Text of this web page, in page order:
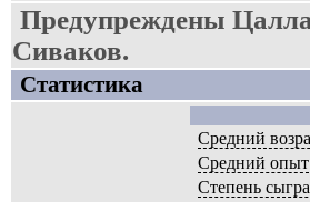
Предупреждены
Сиваков.
Статистика
Средний
Средний опыт
Степень